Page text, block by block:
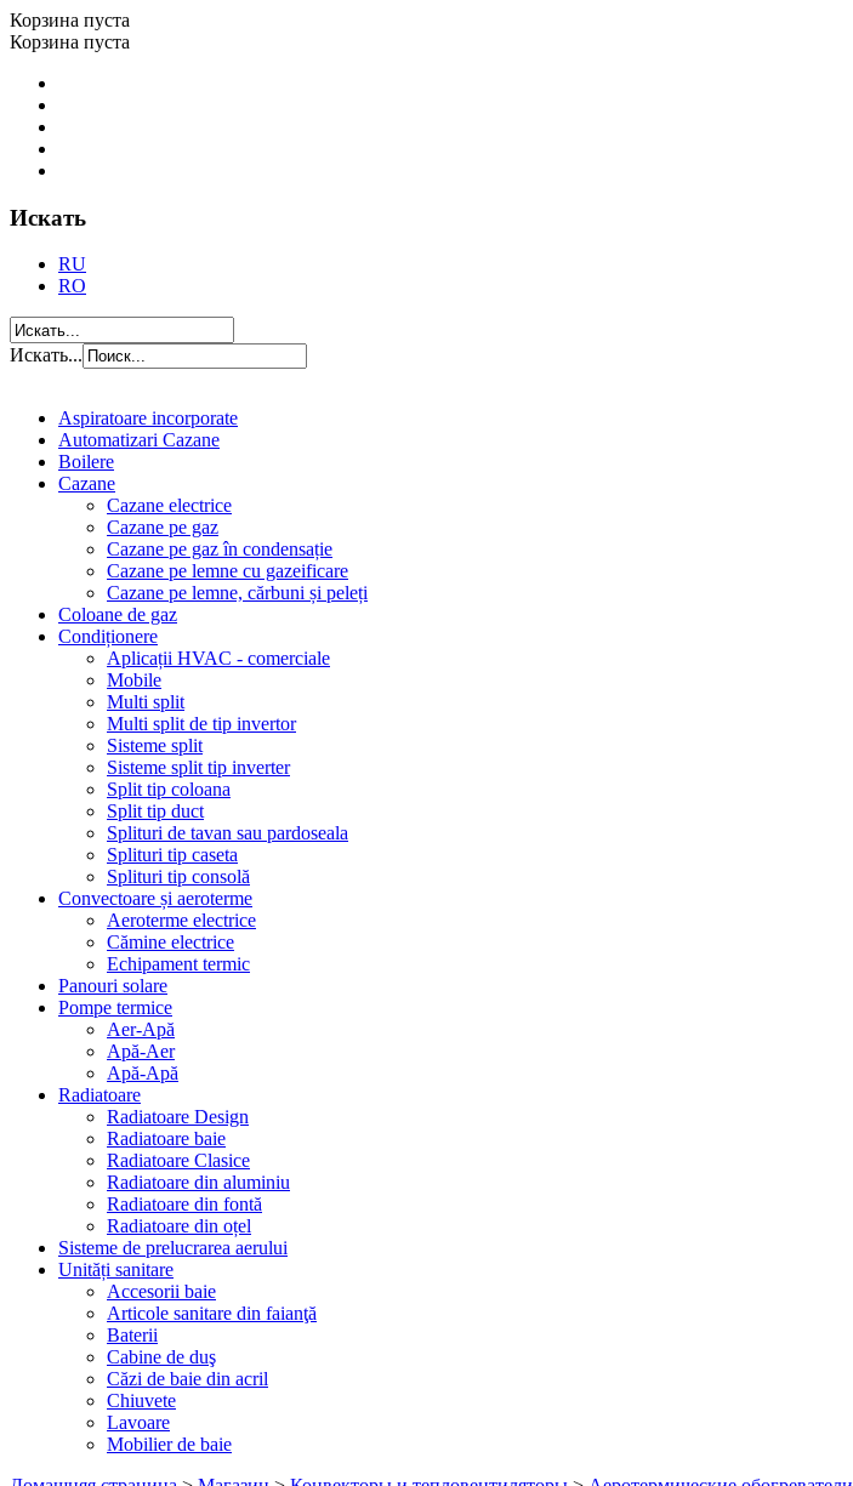
Корзина пуста
Корзина пуста
Искать
RU
RO
Искать...
Aspiratoare incorporate
Automatizari Cazane
Boilere
Cazane
Cazane electrice
Cazane pe gaz
Cazane pe gaz în condensație
Cazane pe lemne cu gazeificare
Cazane pe lemne, cărbuni și peleți
Coloane de gaz
Condiționere
Aplicații HVAC - comerciale
Mobile
Multi split
Multi split de tip invertor
Sisteme split
Sisteme split tip inverter
Split tip coloana
Split tip duct
Splituri de tavan sau pardoseala
Splituri tip caseta
Splituri tip consolă
Convectoare și aeroterme
Aeroterme electrice
Cămine electrice
Echipament termic
Panouri solare
Pompe termice
Aer-Apă
Apă-Aer
Apă-Apă
Radiatoare
Radiatoare Design
Radiatoare baie
Radiatoare Clasice
Radiatoare din aluminiu
Radiatoare din fontă
Radiatoare din oțel
Sisteme de prelucrarea aerului
Unități sanitare
Accesorii baie
Articole sanitare din faianţă
Baterii
Cabine de duş
Căzi de baie din acril
Chiuvete
Lavoare
Mobilier de baie